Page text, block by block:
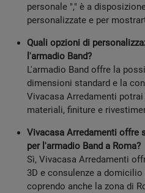
personale "," è a
personalizzate e per
Quali opzioni di
l'armadio Band?
L'armadio Band offre la
dimensioni standard e la
Vivacasa Arredamenti
materiali, finiture e
Vivacasa Arredamenti offre
per l'armadio Band a Roma?
Sì, Vivacasa Arredamenti
3D e consulenze a domicilio
coprendo anche la zona di